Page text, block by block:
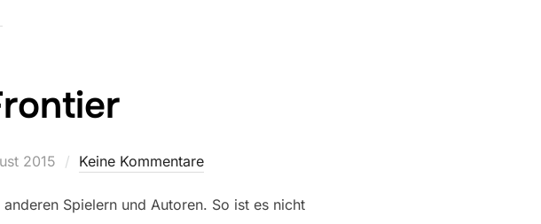
2015 Keine Kommentare
Spielern und Autoren. So ist es nicht